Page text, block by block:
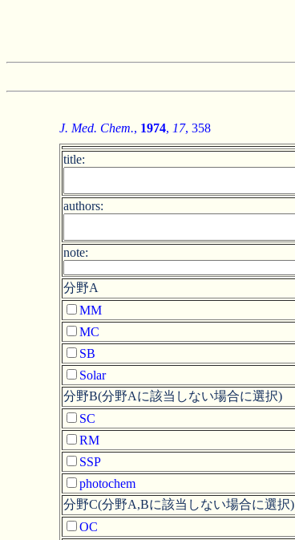
J. Med. Chem., 1974, 17, 358
title:
authors:
note:
分野A
MM
MC
SB
Solar
分野B(分野Aに該当しない場合に選択)
SC
RM
SSP
photochem
分野C(分野A,Bに該当しない場合に選択)
OC